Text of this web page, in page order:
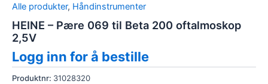
Alle produkter, Håndinstrumenter
HEINE – Pære 069 til Beta 200 oftalmoskop
2,5V
Logg inn for å bestille
Produktnr: 31028320